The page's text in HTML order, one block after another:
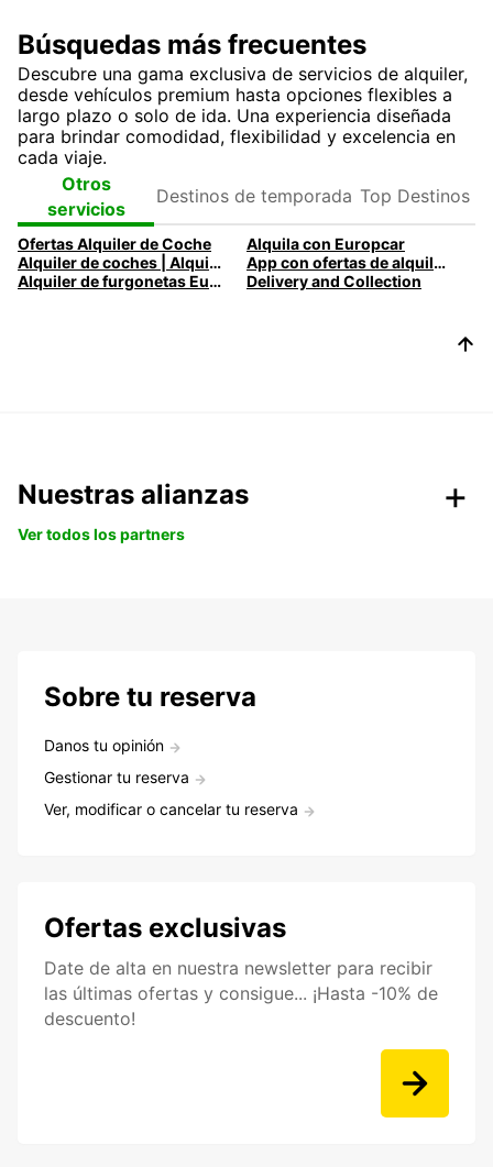
Búsquedas más frecuentes
Descubre una gama exclusiva de servicios de alquiler,
desde vehículos premium hasta opciones flexibles a
largo plazo o solo de ida. Una experiencia diseñada
para brindar comodidad, flexibilidad y excelencia en
cada viaje.
Otros
servicios
temporada
Destinos
Ofertas Alquiler de Coche
Alquila con Europcar
Alquiler de coches | Alquilar un coche con Europcar
App con ofertas de alquiler de coches y furgonetas
Alquiler de furgonetas Europcar para cada necesidad
Delivery and Collection
Nuestras alianzas
Ver todos los partners
Sobre tu reserva
Danos tu opinión
Gestionar tu reserva
Ver, modificar o cancelar tu reserva
Ofertas exclusivas
Date de alta en nuestra newsletter para recibir
las últimas ofertas y consigue... ¡Hasta -10% de
descuento!